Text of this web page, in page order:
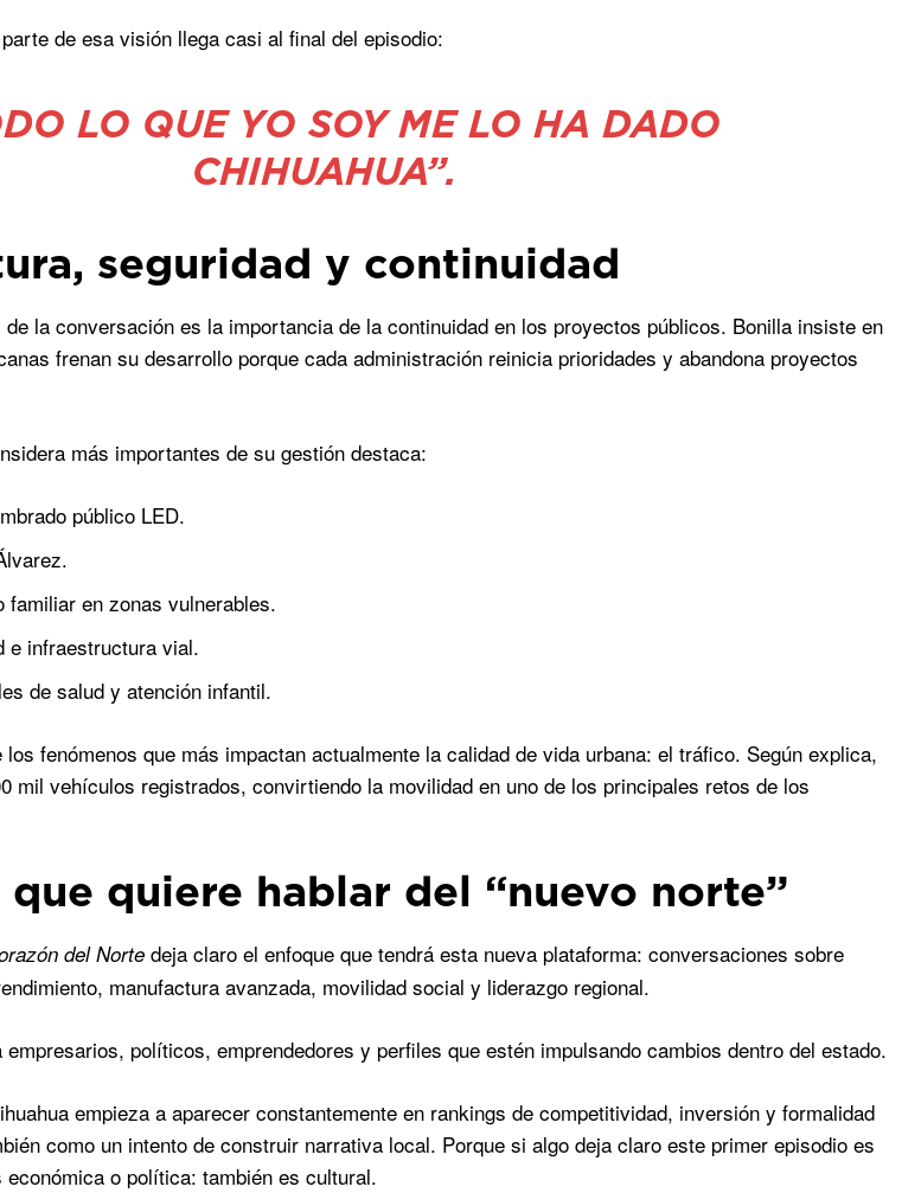
de esa visión llega casi al final del episodio:
LO QUE YO SOY ME LO HA DADO
CHIHUAHUA”.
seguridad y continuidad
la conversación es la importancia de la continuidad en los proyectos públicos. Bonilla insiste en
frenan su desarrollo porque cada administración reinicia prioridades y abandona proyectos
más importantes de su gestión destaca:
público LED.
familiar en zonas vulnerables.
e infraestructura vial.
de salud y atención infantil.
los fenómenos que más impactan actualmente la calidad de vida urbana: el tráfico. Según explica,
mil vehículos registrados, convirtiendo la movilidad en uno de los principales retos de los
quiere hablar del “nuevo norte”
del Norte deja claro el enfoque que tendrá esta nueva plataforma: conversaciones sobre
manufactura avanzada, movilidad social y liderazgo regional.
políticos, emprendedores y perfiles que estén impulsando cambios dentro del estado.
empieza a aparecer constantemente en rankings de competitividad, inversión y formalidad
como un intento de construir narrativa local. Porque si algo deja claro este primer episodio es
o política: también es cultural.